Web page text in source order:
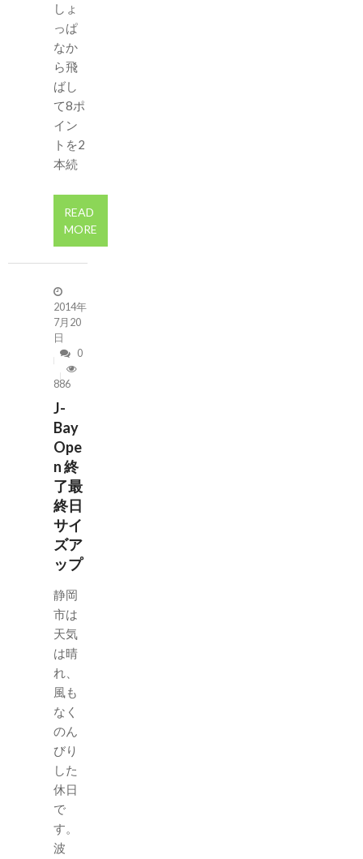
しょ
っぱ
なか
ら飛
ばし
て8ポ
イン
トを2
本続
READ
MORE
2014年
7月20
日
0
886
J-
Bay
Ope
n 終
了最
終日
サイ
ズア
ップ
静岡
市は
天気
は晴
れ、
風も
なく
のん
びり
した
休日
で
す。
波